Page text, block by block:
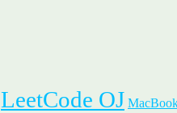
LeetCode OJ